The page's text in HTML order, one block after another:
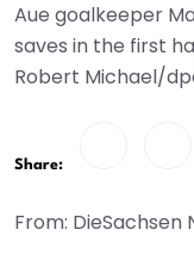
Aue goalkeeper
saves in the first
Robert Michael/
Share:
From: DieSachsen